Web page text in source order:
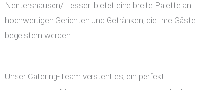
Nentershausen/Hessen bietet eine breite Palette an
hochwertigen Gerichten und Getränken, die Ihre Gäste
begeistern werden.
Unser Catering-Team versteht es, ein perfekt